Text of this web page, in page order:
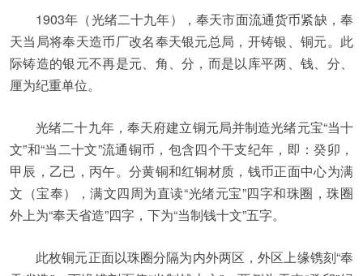
1903年（光绪二十九年），奉天市面流通货币紧缺，奉
天当局将奉天造币厂改名奉天银元总局，开铸银、铜元。此
际铸造的银元不再是元、角、分，而是以库平两、钱、分、
厘为纪重单位。
光绪二十九年，奉天府建立铜元局并制造光绪元宝“当十
文”和“当二十文”流通铜币，包含四个干支纪年，即：癸卯，
甲辰，乙已，丙午。分黄铜和红铜材质，钱币正面中心为满
文（宝奉），满文四周为直读“光绪元宝”四字和珠圈，珠圈
外上为“奉天省造”四字，下为“当制钱十文”五字。
此枚铜元正面以珠圈分隔为内外两区，外区上缘镌刻“奉